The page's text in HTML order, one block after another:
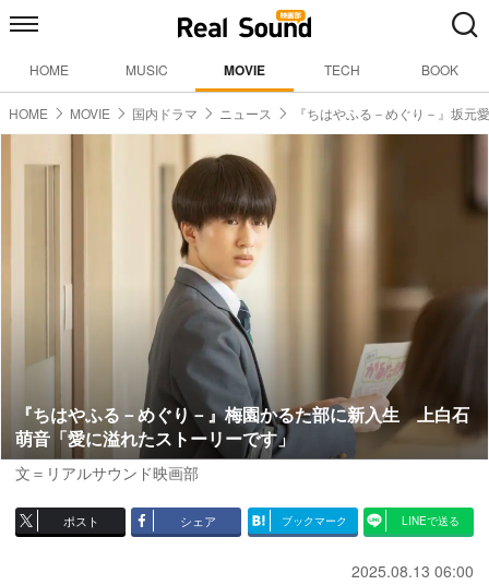
HOME MUSIC MOVIE TECH BOOK
HOME MOVIE 国内ドラマ ニュース 『ちはやふる－めぐり－』坂元
『ちはやふる－めぐり－』梅園かるた部に新入生 上白石
萌音「愛に溢れたストーリーです」
文＝リアルサウンド映画部
ポスト シェア ブックマーク LINEで送る
2025.08.13 06:00